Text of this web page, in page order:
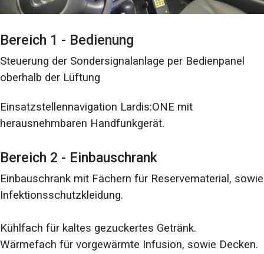
Bereich 1 - Bedienung
Steuerung der Sondersignalanlage per Bedienpanel
oberhalb der Lüftung
Einsatzstellennavigation Lardis:ONE mit
herausnehmbaren Handfunkgerät.
Bereich 2 - Einbauschrank
Einbauschrank mit Fächern für Reservematerial, sowie
Infektionsschutzkleidung.
Kühlfach für kaltes gezuckertes Getränk.
Wärmefach für vorgewärmte Infusion, sowie Decken.